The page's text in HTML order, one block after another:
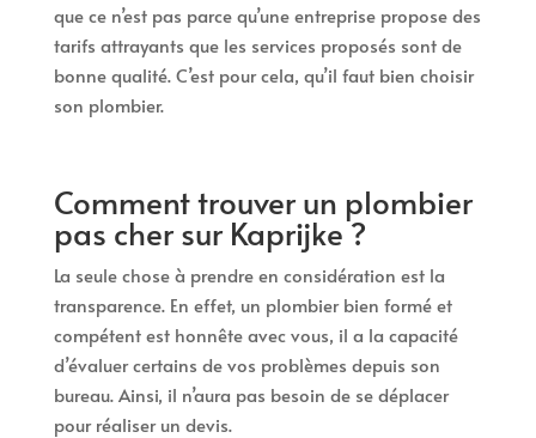
que ce n’est pas parce qu’une entreprise propose des
tarifs attrayants que les services proposés sont de
bonne qualité. C’est pour cela, qu’il faut bien choisir
son plombier.
Comment trouver un plombier
pas cher sur Kaprijke ?
La seule chose à prendre en considération est la
transparence. En effet, un plombier bien formé et
compétent est honnête avec vous, il a la capacité
d’évaluer certains de vos problèmes depuis son
bureau. Ainsi, il n’aura pas besoin de se déplacer
pour réaliser un devis.